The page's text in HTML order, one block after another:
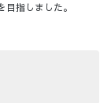
指しました。